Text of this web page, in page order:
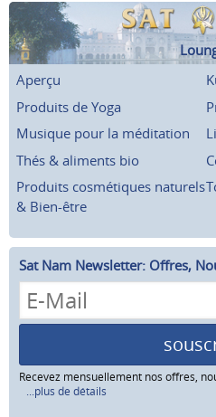
Aperçu
Produits de Yoga
Musique pour la méditation
Thés & aliments bio
Produits cosmétiques naturels
& Bien-être
Sat Nam Newsletter: Offres,
Recevez mensuellement nos offres,
...plus de détails